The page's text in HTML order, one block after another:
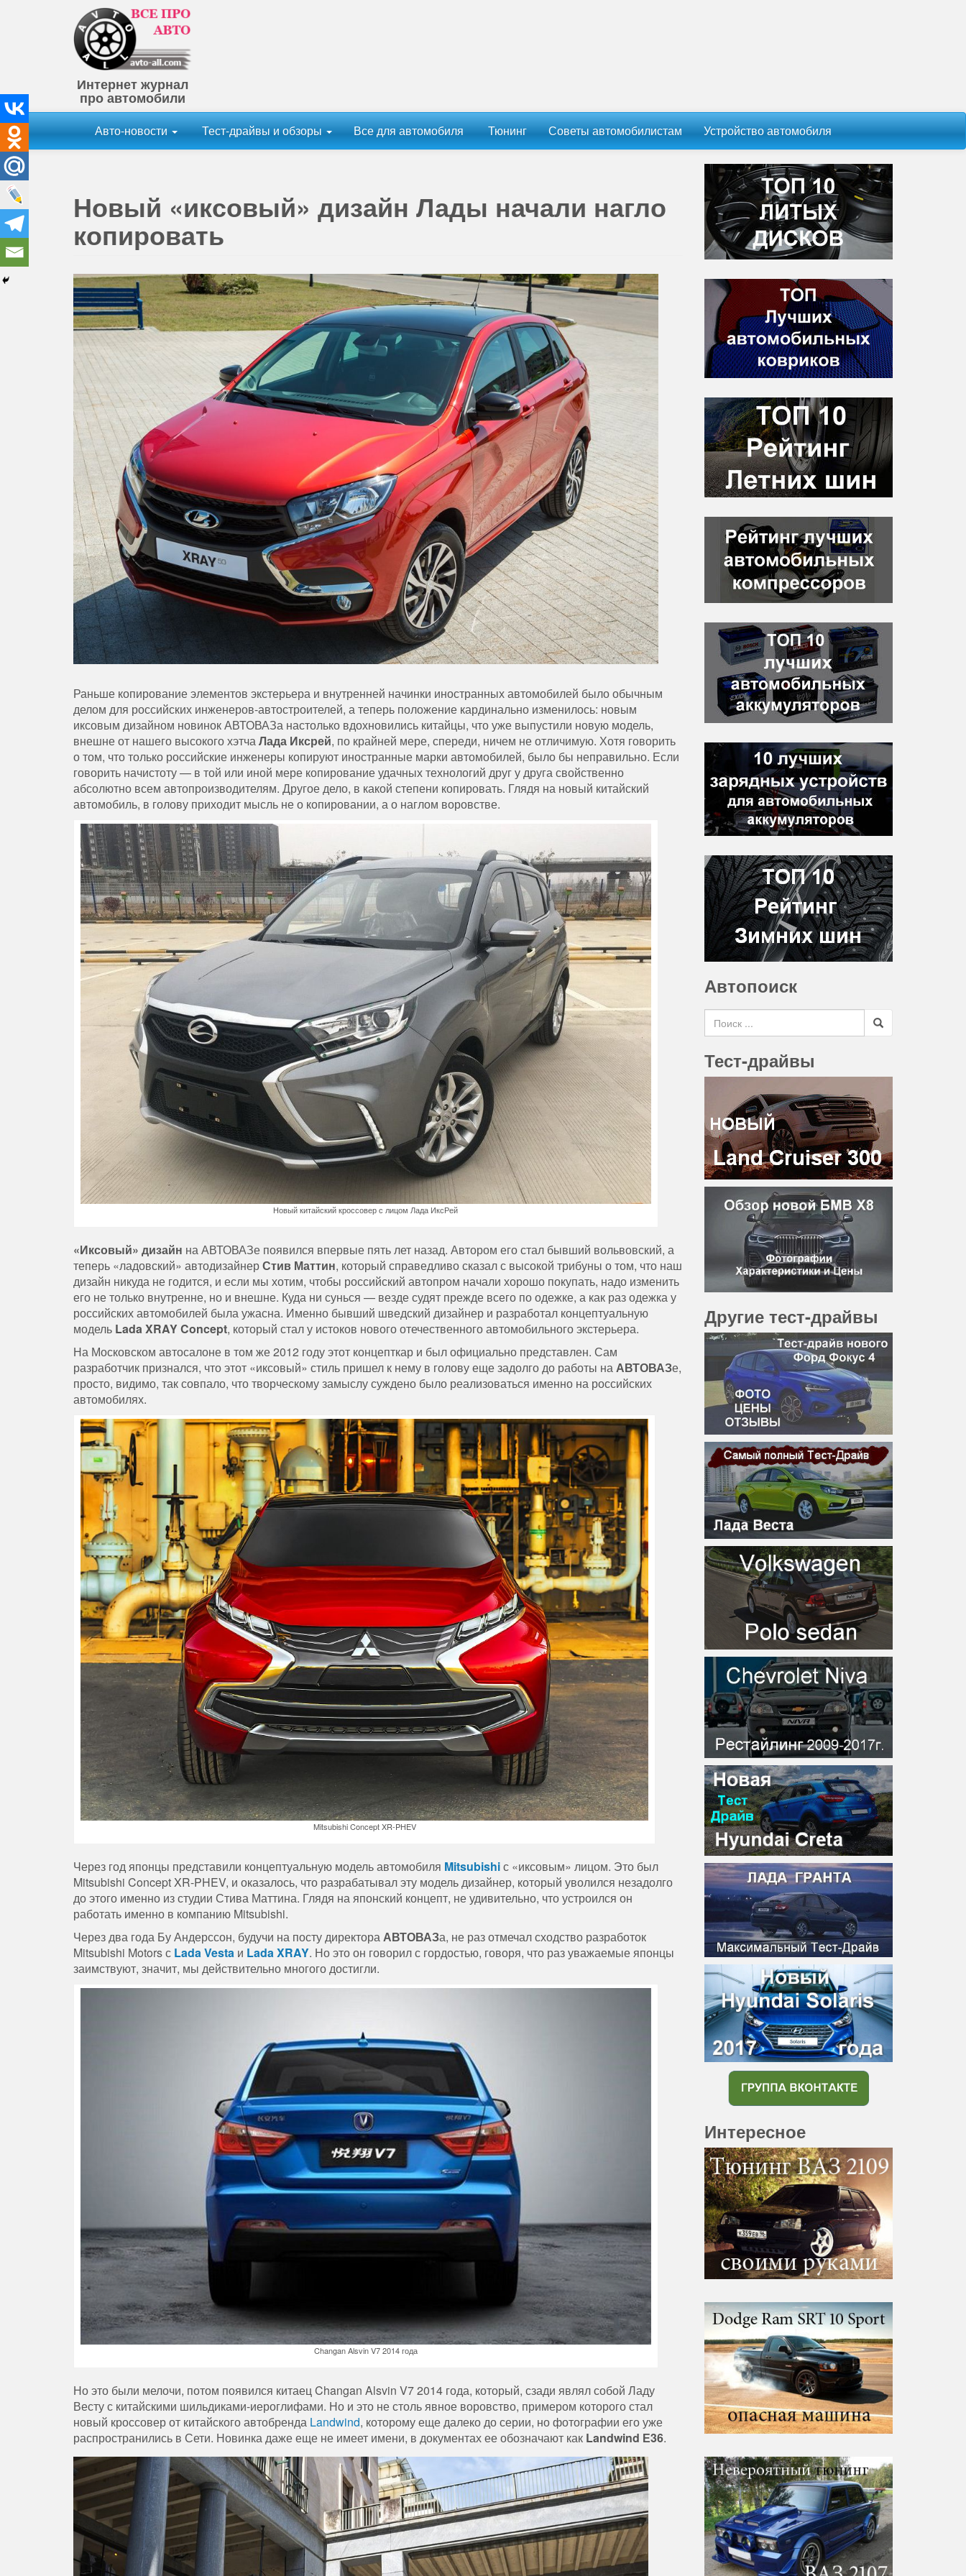
Интернет журнал
про автомобили
Авто-новости Тест-драйвы и обзоры Все для автомобиля Тюнинг Советы автомобилистам Устройство автомобиля
Новый «иксовый» дизайн Лады начали нагло
копировать
Раньше копирование элементов экстерьера и внутренней начинки иностранных автомобилей было обычным
делом для российских инженеров-автостроителей, а теперь положение кардинально изменилось: новым
иксовым дизайном новинок АВТОВАЗа настолько вдохновились китайцы, что уже выпустили новую модель,
внешне от нашего высокого хэтчаЛада Иксрей, по крайней мере, спереди, ничем не отличимую. Хотя говорить
о том, что только российские инженеры копируют иностранные марки автомобилей, было бы неправильно. Если
говорить начистоту — в той или иной мере копирование удачных технологий друг у друга свойственно
абсолютно всем автопроизводителям. Другое дело, в какой степени копировать. Глядя на новый китайский
автомобиль, в голову приходит мысль не о копировании, а о наглом воровстве.
Новый китайский кроссовер с лицом Лада ИксРей
«Иксовый» дизайн на АВТОВАЗе появился впервые пять лет назад. Автором его стал бывший вольвовский, а
теперь «ладовский» автодизайнерСтив Маттин, который справедливо сказал с высокой трибуны о том, что наш
дизайн никуда не годится, и если мы хотим, чтобы российский автопром начали хорошо покупать, надо изменить
его не только внутренне, но и внешне. Куда ни сунься — везде судят прежде всего по одежке, а как раз одежка у
российских автомобилей была ужасна. Именно бывший шведский дизайнер и разработал концептуальную
модель Lada XRAY Concept, который стал у истоков нового отечественного автомобильного экстерьера.
На Московском автосалоне в том же 2012 году этот концепткар и был официально представлен. Сам
разработчик признался, что этот «иксовый» стиль пришел к нему в голову еще задолго до работы наАВТОВАЗе,
просто, видимо, так совпало, что творческому замыслу суждено было реализоваться именно на российских
автомобилях.
Mitsubishi Concept XR-PHEV
Через год японцы представили концептуальную модель автомобиля Mitsubishiс «иксовым» лицом. Это был
Mitsubishi Concept XR-PHEV, и оказалось, что разрабатывал эту модель дизайнер, который уволился незадолго
до этого именно из студии Стива Маттина. Глядя на японский концепт, не удивительно, что устроился он
работать именно в компанию Mitsubishi.
Через два года Бу Андерссон, будучи на посту директораАВТОВАЗа, не раз отмечал сходство разработок
Mitsubishi Motors с Lada Vesta и Lada XRAY. Но это он говорил с гордостью, говоря, что раз уважаемые японцы
заимствуют, значит, мы действительно многого достигли.
Changan Alsvin V7 2014 года
Но это были мелочи, потом появился китаец Changan Alsvin V7 2014 года, который, сзади являл собой Ладу
Весту с китайскими шильдиками-иероглифами. Но и это не столь явное воровство, примером которого стал
новый кроссовер от китайского автобренда Landwind, которому еще далеко до серии, но фотографии его уже
распространились в Сети. Новинка даже еще не имеет имени, в документах ее обозначают как Landwind Е36.
Автопоиск
Search for
Тест-драйвы
Другие тест-драйвы
Интересное